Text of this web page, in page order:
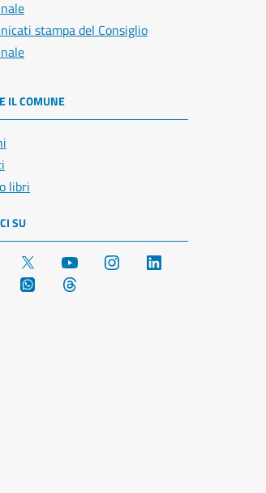
stampa del Consiglio
IL COMUNE
libri
SU
Facebook YouTube Instagram
Telegram WhatsApp